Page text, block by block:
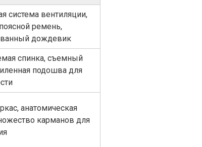
система вентиляции,
ремень,
дождевик
спинка, съемный
подошва для
анатомическая
карманов для